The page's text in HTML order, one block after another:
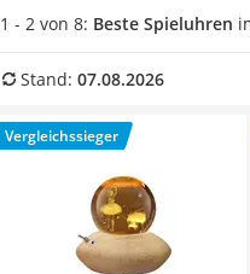
Ferngesteuertes Auto
Kindersitz 15–36 kg
Kinderfahrradhelm
Kinder-Mikroskop
Ferngesteuerter Hubschrauber
Filmen sowie mit
werden – beispielsweise
mit einer
Überzeugt hat uns hier im
Hileyolla Spieluhr
1 - 2 von 8: Beste Spieluhren
Stand: 07.08.2026
Vergleichssieger